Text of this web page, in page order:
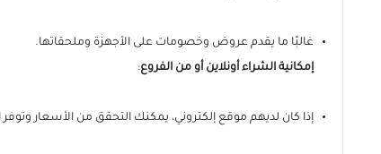
غالبًا ما يقدم عروض وخصومات على الأجهزة وملحقاتها.
إمكانية الشراء أونلاين أو من الفروع:
إذا كان لديهم موقع إلكتروني، يمكنك التحقق من الأسعار وتوفر